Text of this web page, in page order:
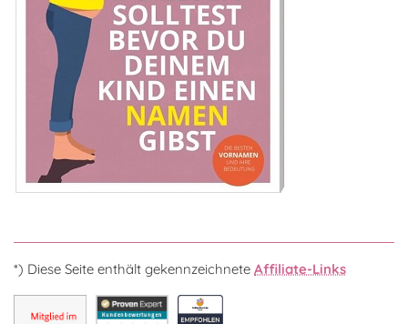
*) Diese Seite enthält gekennzeichnete Affiliate-Links